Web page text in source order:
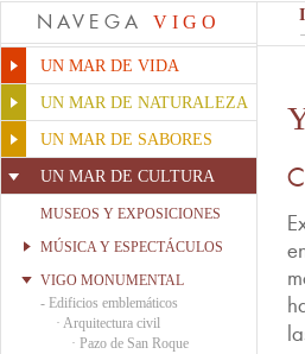
NAVEGA VIGO
UN MAR DE VIDA
UN MAR DE NATURALEZA
UN MAR DE SABORES
UN MAR DE CULTURA
MUSEOS Y EXPOSICIONES
MÚSICA Y ESPECTÁCULOS
VIGO MONUMENTAL
- Edificios emblemáticos
· Arquitectura civil
· Pazo de San Roque